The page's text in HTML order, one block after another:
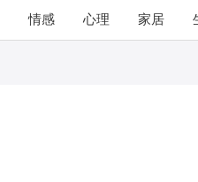
情感 心理 家居